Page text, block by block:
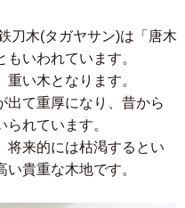
刀木(タガヤサン)は「唐木
いわれています。
い木となります。
出て重厚になり、昔から
れています。
将来的には枯渇するとい
貴重な木地です。